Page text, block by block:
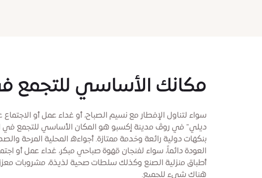
مكانك الأساسي للتجمع
سواء لتناول الإفطار مع نسيم الصباح، أو غداء عمل أو الاجتماع
ديلي" في روڤ مدينة إكسبو هو المكان الأساسي للتجمع في
بنكهات دولية رائعة وخدمة ممتازة. أجواءه المحلية المرحة
العودة دائماً، سواء لفنجان قهوة صباحي مبكر، غداء عمل أو
أطباق منزلية الصنع وكذلك سلطات صحية لذيذة، مشروبات معززة
هناك شيء للجميع.